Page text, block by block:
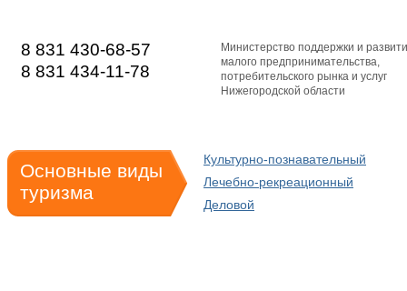
8 831 430-68-57
8 831 434-11-78
Министерство поддержки и
малого предпринимательства,
потребительского рынка и услуг
Нижегородской области
Основные виды
туризма
Культурно-познавательный
Лечебно-рекреационный
Деловой